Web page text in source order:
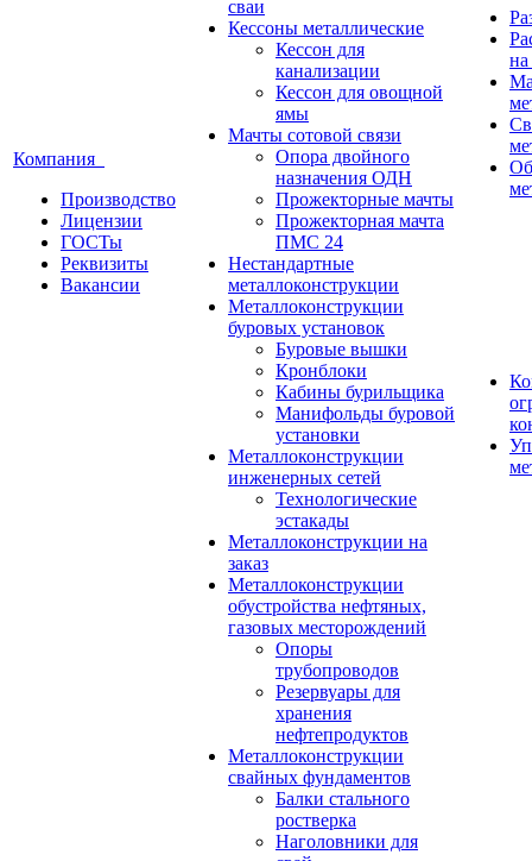
Компания
Производство
Лицензии
ГОСТы
Реквизиты
Вакансии
сваи
Кессоны металлические
Кессон для
канализации
Кессон для овощной
ямы
Мачты сотовой связи
Опора двойного
назначения ОДН
Прожекторные мачты
Прожекторная мачта
ПМС 24
Нестандартные
металлоконструкции
Металлоконструкции
буровых установок
Буровые вышки
Кронблоки
Кабины бурильщика
Манифольды буровой
установки
Металлоконструкции
инженерных сетей
Технологические
эстакады
Металлоконструкции на
заказ
Металлоконструкции
обустройства нефтяных,
газовых месторождений
Опоры
трубопроводов
Резервуары для
хранения
нефтепродуктов
Металлоконструкции
свайных фундаментов
Балки стального
ростверка
Наголовники для